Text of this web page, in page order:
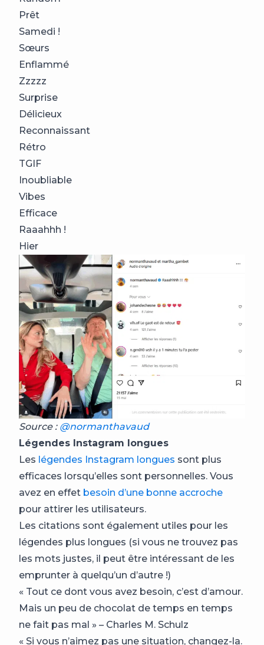
Prêt
Samedi !
Sœurs
Enflammé
Zzzzz
Surprise
Délicieux
Reconnaissant
Rétro
TGIF
Inoubliable
Vibes
Efficace
Raaahhh !
Hier
Source : @normanthavaud
Légendes Instagram longues
Les légendes Instagram longues sont plus
efficaces lorsqu’elles sont personnelles. Vous
avez en effet besoin d’une bonne accroche
pour attirer les utilisateurs.
Les citations sont également utiles pour les
légendes plus longues (si vous ne trouvez pas
les mots justes, il peut être intéressant de les
emprunter à quelqu’un d’autre !)
« Tout ce dont vous avez besoin, c’est d’amour.
Mais un peu de chocolat de temps en temps
ne fait pas mal » – Charles M. Schulz
« Si vous n’aimez pas une situation, changez-la.